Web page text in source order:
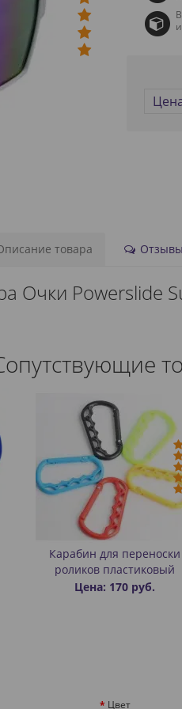
товара
Очки Powerslide
Карабин для переноски
роликов пластиковый
Цена: 170 руб.
Цвет